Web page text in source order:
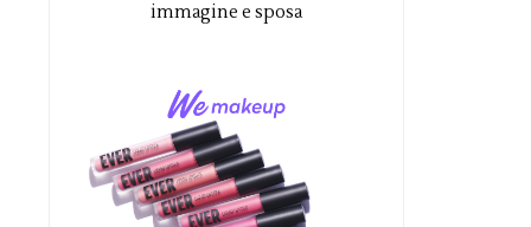
immagine e sposa